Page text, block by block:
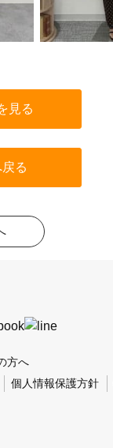
見る
る
方へ
個人情報保護方針